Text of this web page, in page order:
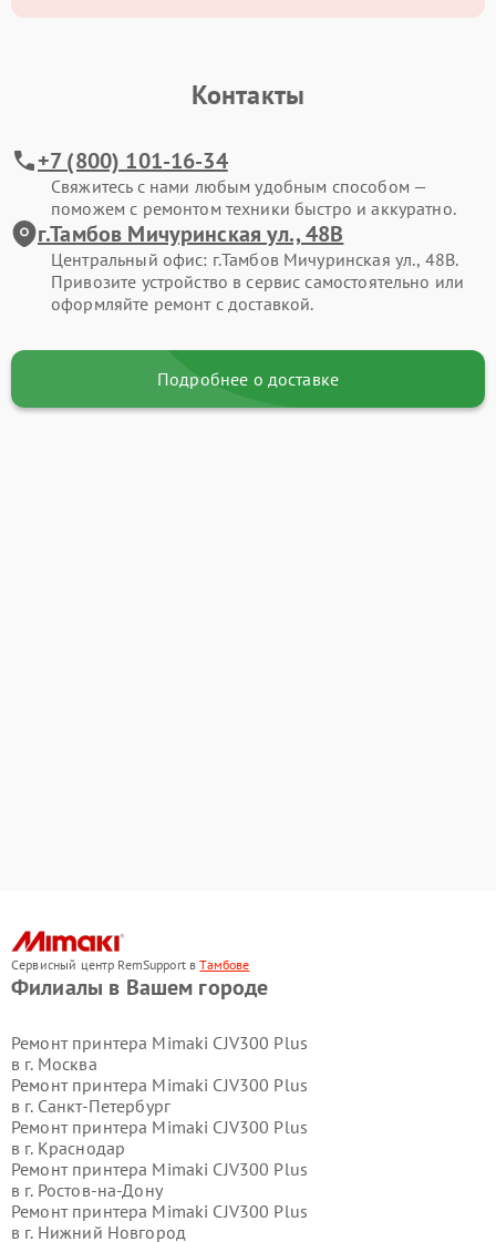
Контакты
+7 (800) 101-16-34
Свяжитесь с нами любым удобным способом —
поможем с ремонтом техники быстро и аккуратно.
г.Тамбов Мичуринская ул., 48В
Центральный офис: г.Тамбов Мичуринская ул., 48В.
Привозите устройство в сервис самостоятельно или
оформляйте ремонт с доставкой.
Подробнее о доставке
Сервисный центр RemSupport вТамбове
Филиалы в Вашем городе
Ремонт принтера Mimaki CJV300 Plus
в г. Москва
Ремонт принтера Mimaki CJV300 Plus
в г. Санкт-Петербург
Ремонт принтера Mimaki CJV300 Plus
в г. Краснодар
Ремонт принтера Mimaki CJV300 Plus
в г. Ростов-на-Дону
Ремонт принтера Mimaki CJV300 Plus
в г. Нижний Новгород